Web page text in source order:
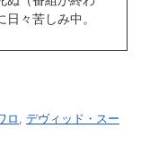
々苦しみ中。
ロ, デヴィッド・スー